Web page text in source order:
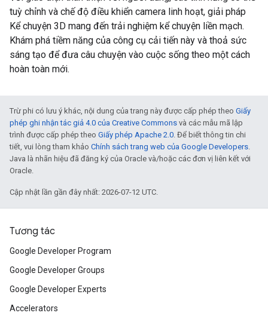
tuỳ chỉnh và chế độ điều khiển camera linh hoạt, giải pháp
Kể chuyện 3D mang đến trải nghiệm kể chuyện liền mạch.
Khám phá tiềm năng của công cụ cải tiến này và thoả sức
sáng tạo để đưa câu chuyện vào cuộc sống theo một cách
hoàn toàn mới.
Trừ phi có lưu ý khác, nội dung của trang này được cấp phép theo Giấy
phép ghi nhận tác giả 4.0 của Creative Commons và các mẫu mã lập
trình được cấp phép theo Giấy phép Apache 2.0. Để biết thông tin chi
tiết, vui lòng tham khảo Chính sách trang web của Google Developers.
Java là nhãn hiệu đã đăng ký của Oracle và/hoặc các đơn vị liên kết với
Oracle.
Cập nhật lần gần đây nhất: 2026-07-12 UTC.
Tương tác
Google Developer Program
Google Developer Groups
Google Developer Experts
Accelerators